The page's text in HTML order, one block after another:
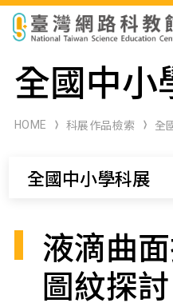
科展作品檢索
科學研習月刊
全國中小
HOME 科展作品檢索 全
全國中小學科展
液滴曲
圖紋探討